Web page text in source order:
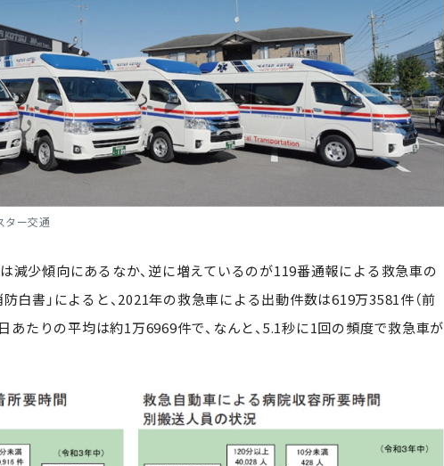
ター交通
減少傾向にあるなか、逆に増えているのが119番通報による救急車の
白書」によると、2021年の救急車による出動件数は619万3581件（前
あたりの平均は約1万6969件で、なんと、5.1秒に1回の頻度で救急車が